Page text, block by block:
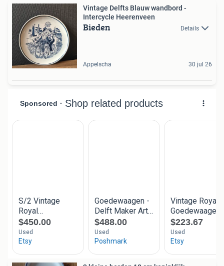
Vintage Delfts Blauw wandbord -
Intercycle Heerenveen
Bieden Details
Appelscha 30 jul 26